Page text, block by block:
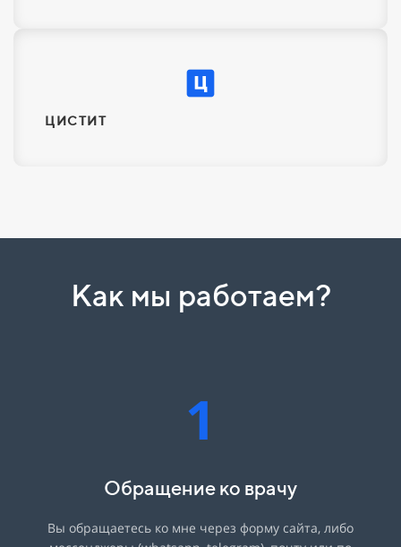
ЦИСТИТ
Как мы работаем?
1
Обращение ко врачу
Вы обращаетесь ко мне через форму сайта, либо